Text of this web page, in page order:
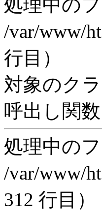
処理中の
/var/www/
行目）
対象のク
呼出し関
処理中の
/var/www/
312 行目）